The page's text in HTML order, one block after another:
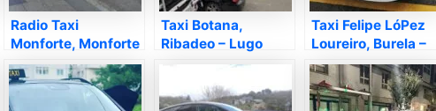
Radio Taxi
Monforte, Monforte
de Lemos – Lugo
Taxi Botana,
Ribadeo – Lugo
Taxi Felipe LóPez
Loureiro, Burela –
Lugo